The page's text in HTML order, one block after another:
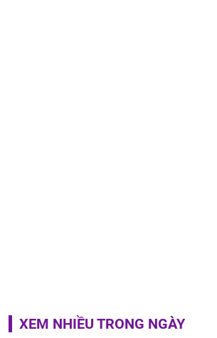
XEM NHIỀU TRONG NGÀY